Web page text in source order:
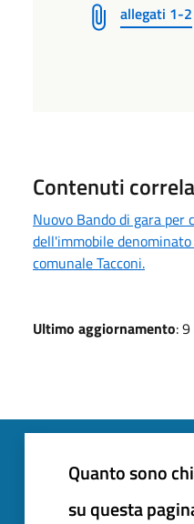
allegati 1-2
Contenuti
Nuovo Bando di gara per
dell'immobile
comunale Tacconi.
Ultimo aggiornamento:
Quanto sono
su questa